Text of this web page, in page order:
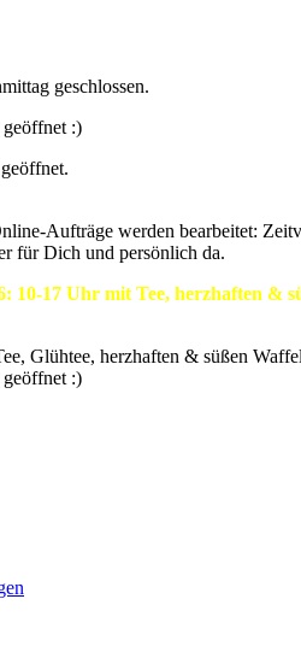
geschlossen.
:)
Aufträge werden bearbeitet:
für Dich und persönlich da.
10-17 Uhr mit Tee, herzhaften &
Glühtee, herzhaften & süßen
:)